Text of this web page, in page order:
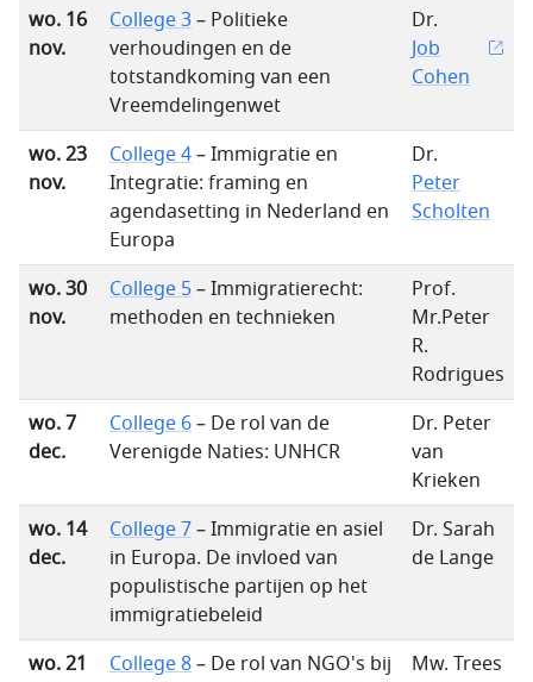
wo. 16
nov.
College 3– Politieke
verhoudingen en de
totstandkoming van een
Vreemdelingenwet
Dr.
Job
Cohen
wo. 23
nov.
College 4– Immigratie en
Integratie: framing en
agendasetting in Nederland en
Europa
Dr.
Peter
Scholten
wo. 30
nov.
College 5– Immigratierecht:
methoden en technieken
Prof.
Mr.Peter
R.
Rodrigues
wo. 7
dec.
College 6– De rol van de
Verenigde Naties: UNHCR
Dr. Peter
van
Krieken
wo. 14
dec.
College 7– Immigratie en asiel
in Europa. De invloed van
populistische partijen op het
immigratiebeleid
Dr. Sarah
de Lange
wo. 21
College 8– De rol van NGO's bij
Mw. Trees